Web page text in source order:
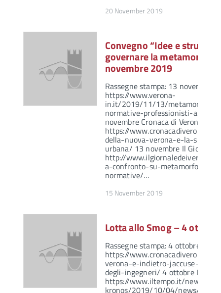
20 November 2019
Convegno “Idee e
governare la metamorfosi
novembre 2019
Rassegne stampa: 13 novembre
https://www.verona-
in.it/2019/11/13/metamorfosi-
normative-professionisti-a-
novembre Cronaca di Verona:
https://
della-nuova-verona-e-la-sua-
urbana/ 13 novembre Il Giornale
http://
a-confronto-su-metamorfosi-
normative/…
15 November 2019
Lotta allo Smog – 4
Rassegne stampa: 4 ottobre
https://
verona-e-indietro-jaccuse-del-
degli-ingegneri/ 4 ottobre Il
https://www.iltempo.it/news-
kronos/2019/10/04/news/